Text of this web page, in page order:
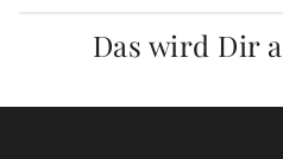
Das wird Dir